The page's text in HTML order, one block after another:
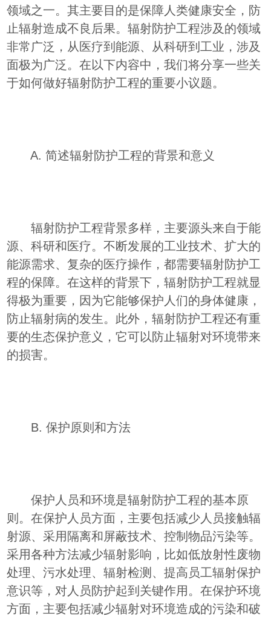
领域之一。其主要目的是保障人类健康安全，防
止辐射造成不良后果。辐射防护工程涉及的领域
非常广泛，从医疗到能源、从科研到工业，涉及
面极为广泛。在以下内容中，我们将分享一些关
于如何做好辐射防护工程的重要小议题。
A. 简述辐射防护工程的背景和意义
辐射防护工程背景多样，主要源头来自于能
源、科研和医疗。不断发展的工业技术、扩大的
能源需求、复杂的医疗操作，都需要辐射防护工
程的保障。在这样的背景下，辐射防护工程就显
得极为重要，因为它能够保护人们的身体健康，
防止辐射病的发生。此外，辐射防护工程还有重
要的生态保护意义，它可以防止辐射对环境带来
的损害。
B. 保护原则和方法
保护人员和环境是辐射防护工程的基本原
则。在保护人员方面，主要包括减少人员接触辐
射源、采用隔离和屏蔽技术、控制物品污染等。
采用各种方法减少辐射影响，比如低放射性废物
处理、污水处理、辐射检测、提高员工辐射保护
意识等，对人员防护起到关键作用。在保护环境
方面，主要包括减少辐射对环境造成的污染和破